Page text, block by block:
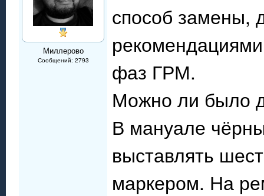
Миллерово
Сообщений: 2793
способ замены,
фаз ГРМ.
Можно ли было
В мануале
выставлять
маркером. На